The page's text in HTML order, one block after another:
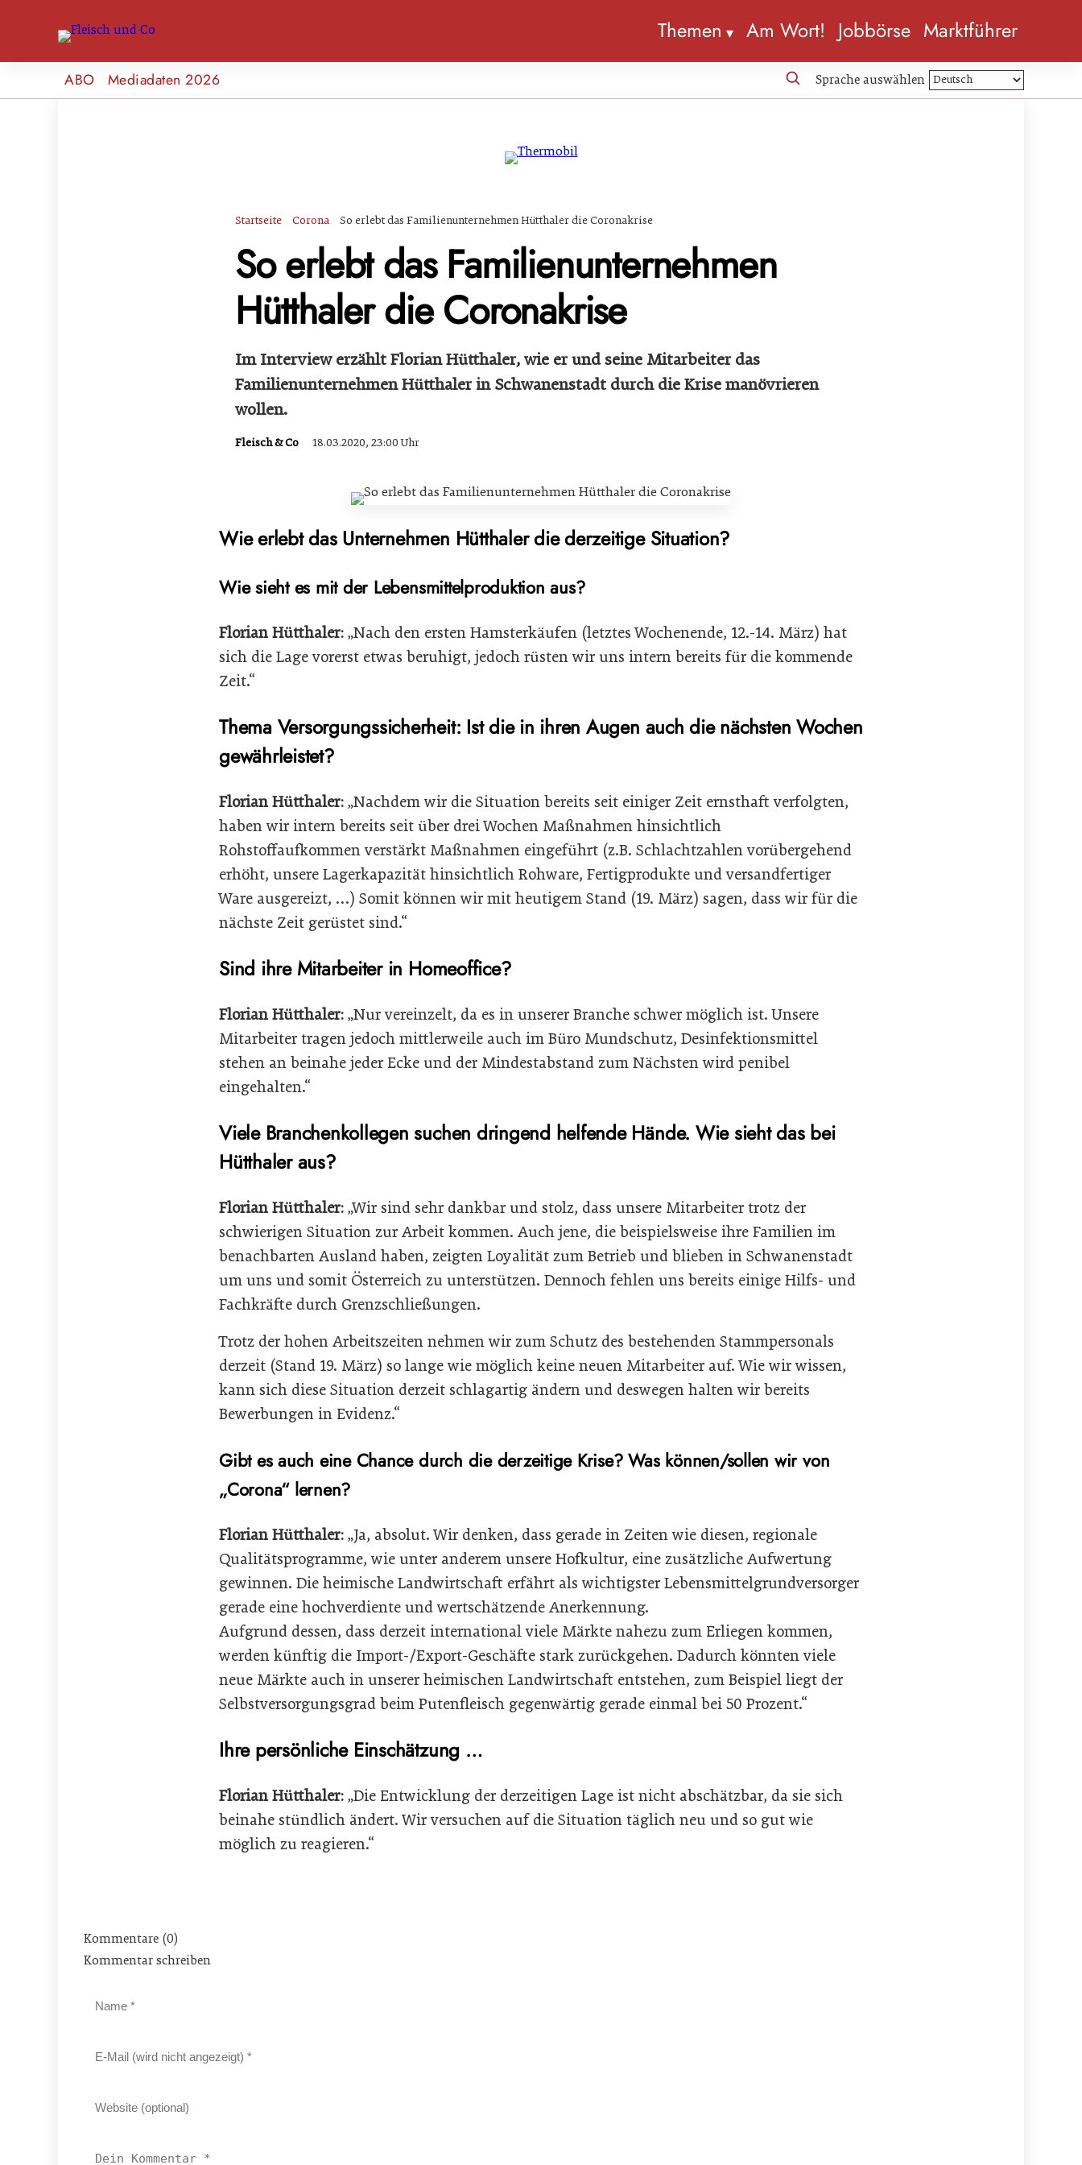
Themen Am Wort! Jobbörse Marktführer
ABO Mediadaten 2026 Sprache auswählen
Startseite Corona So erlebt das Familienunternehmen Hütthaler die Coronakrise
So erlebt das Familienunternehmen
Hütthaler die Coronakrise
Im Interview erzählt Florian Hütthaler, wie er und seine Mitarbeiter das
Familienunternehmen Hütthaler in Schwanenstadt durch die Krise manövrieren
wollen.
Fleisch & Co 18.03.2020, 23:00 Uhr
Wie erlebt das Unternehmen Hütthaler die derzeitige Situation?
Wie sieht es mit der Lebensmittelproduktion aus?
Florian Hütthaler: „Nach den ersten Hamsterkäufen (letztes Wochenende, 12.-14. März) hat
sich die Lage vorerst etwas beruhigt, jedoch rüsten wir uns intern bereits für die kommende
Zeit.“
Thema Versorgungssicherheit: Ist die in ihren Augen auch die nächsten Wochen
gewährleistet?
Florian Hütthaler: „Nachdem wir die Situation bereits seit einiger Zeit ernsthaft verfolgten,
haben wir intern bereits seit über drei Wochen Maßnahmen hinsichtlich
Rohstoffaufkommen verstärkt Maßnahmen eingeführt (z.B. Schlachtzahlen vorübergehend
erhöht, unsere Lagerkapazität hinsichtlich Rohware, Fertigprodukte und versandfertiger
Ware ausgereizt, …) Somit können wir mit heutigem Stand (19. März) sagen, dass wir für die
nächste Zeit gerüstet sind.“
Sind ihre Mitarbeiter in Homeoffice?
Florian Hütthaler: „Nur vereinzelt, da es in unserer Branche schwer möglich ist. Unsere
Mitarbeiter tragen jedoch mittlerweile auch im Büro Mundschutz, Desinfektionsmittel
stehen an beinahe jeder Ecke und der Mindestabstand zum Nächsten wird penibel
eingehalten.“
Viele Branchenkollegen suchen dringend helfende Hände. Wie sieht das bei
Hütthaler aus?
Florian Hütthaler: „Wir sind sehr dankbar und stolz, dass unsere Mitarbeiter trotz der
schwierigen Situation zur Arbeit kommen. Auch jene, die beispielsweise ihre Familien im
benachbarten Ausland haben, zeigten Loyalität zum Betrieb und blieben in Schwanenstadt
um uns und somit Österreich zu unterstützen. Dennoch fehlen uns bereits einige Hilfs- und
Fachkräfte durch Grenzschließungen.
Trotz der hohen Arbeitszeiten nehmen wir zum Schutz des bestehenden Stammpersonals
derzeit (Stand 19. März) so lange wie möglich keine neuen Mitarbeiter auf. Wie wir wissen,
kann sich diese Situation derzeit schlagartig ändern und deswegen halten wir bereits
Bewerbungen in Evidenz.“
Gibt es auch eine Chance durch die derzeitige Krise? Was können/sollen wir von
„Corona“ lernen?
Florian Hütthaler: „Ja, absolut. Wir denken, dass gerade in Zeiten wie diesen, regionale
Qualitätsprogramme, wie unter anderem unsere Hofkultur, eine zusätzliche Aufwertung
gewinnen. Die heimische Landwirtschaft erfährt als wichtigster Lebensmittelgrundversorger
gerade eine hochverdiente und wertschätzende Anerkennung.
Aufgrund dessen, dass derzeit international viele Märkte nahezu zum Erliegen kommen,
werden künftig die Import-/Export-Geschäfte stark zurückgehen. Dadurch könnten viele
neue Märkte auch in unserer heimischen Landwirtschaft entstehen, zum Beispiel liegt der
Selbstversorgungsgrad beim Putenfleisch gegenwärtig gerade einmal bei 50 Prozent.“
Ihre persönliche Einschätzung …
Florian Hütthaler: „Die Entwicklung der derzeitigen Lage ist nicht abschätzbar, da sie sich
beinahe stündlich ändert. Wir versuchen auf die Situation täglich neu und so gut wie
möglich zu reagieren.“
Kommentare (0)
Kommentar schreiben